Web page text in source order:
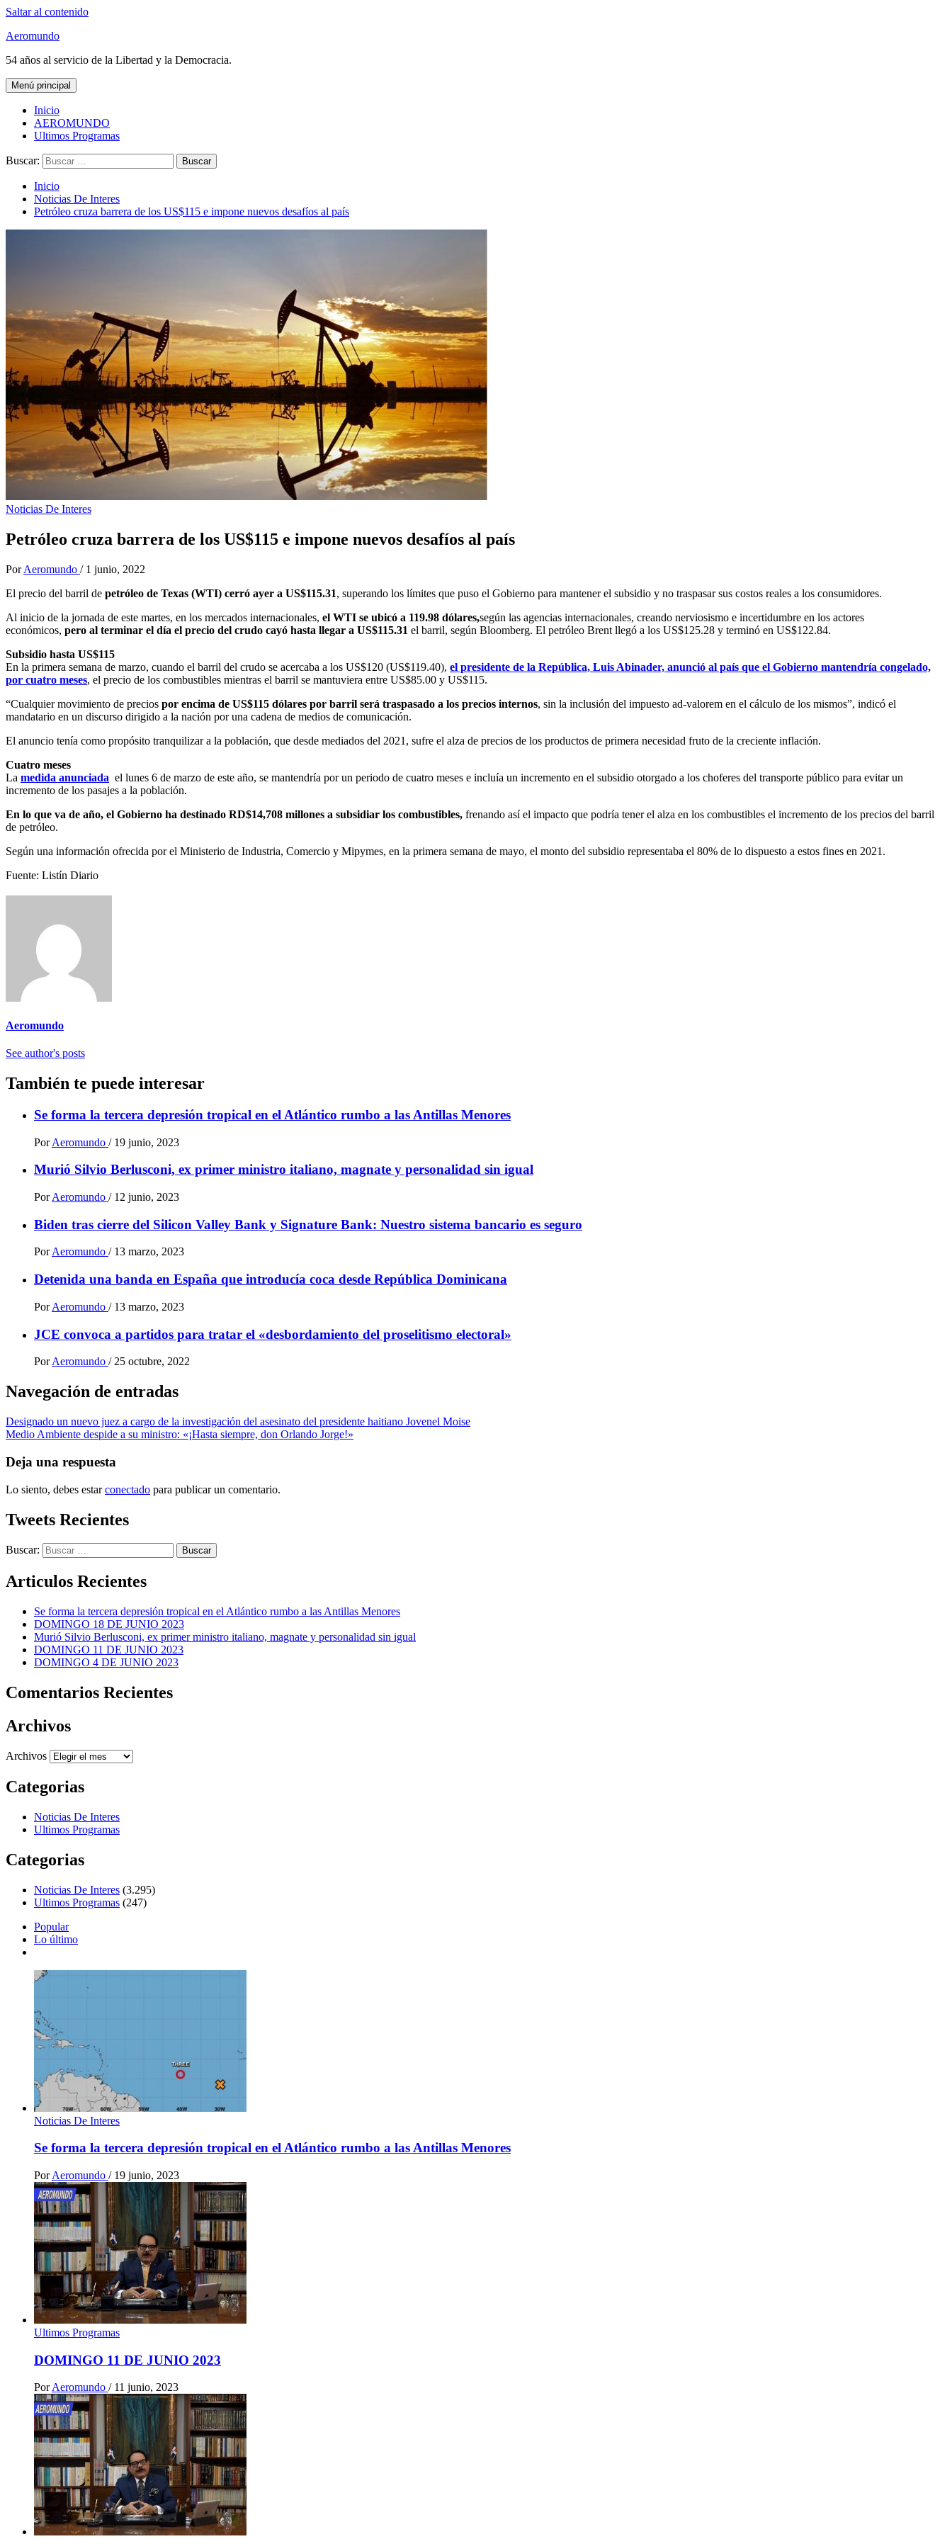
Saltar al contenido
Aeromundo
54 años al servicio de la Libertad y la Democracia.
Menú principal
Inicio
AEROMUNDO
Ultimos Programas
Buscar:
Inicio
Noticias De Interes
Petróleo cruza barrera de los US$115 e impone nuevos desafíos al país
Noticias De Interes
Petróleo cruza barrera de los US$115 e impone nuevos desafíos al país
Por Aeromundo / 1 junio, 2022
El precio del barril de petróleo de Texas (WTI) cerró ayer a US$115.31, superando los límites que puso el Gobierno para mantener el subsidio y no traspasar sus costos reales a los consumidores.
Al inicio de la jornada de este martes, en los mercados internacionales, el WTI se ubicó a 119.98 dólares,según las agencias internacionales, creando nerviosismo e incertidumbre en los actores
económicos, pero al terminar el día el precio del crudo cayó hasta llegar a US$115.31 el barril, según Bloomberg. El petróleo Brent llegó a los US$125.28 y terminó en US$122.84.
Subsidio hasta US$115
En la primera semana de marzo, cuando el barril del crudo se acercaba a los US$120 (US$119.40), el presidente de la República, Luis Abinader, anunció al país que el Gobierno mantendría congelado,
por cuatro meses, el precio de los combustibles mientras el barril se mantuviera entre US$85.00 y US$115.
“Cualquier movimiento de precios por encima de US$115 dólares por barril será traspasado a los precios internos, sin la inclusión del impuesto ad-valorem en el cálculo de los mismos”, indicó el
mandatario en un discurso dirigido a la nación por una cadena de medios de comunicación.
El anuncio tenía como propósito tranquilizar a la población, que desde mediados del 2021, sufre el alza de precios de los productos de primera necesidad fruto de la creciente inflación.
Cuatro meses
La medida anunciada el lunes 6 de marzo de este año, se mantendría por un periodo de cuatro meses e incluía un incremento en el subsidio otorgado a los choferes del transporte público para evitar un
incremento de los pasajes a la población.
En lo que va de año, el Gobierno ha destinado RD$14,708 millones a subsidiar los combustibles, frenando así el impacto que podría tener el alza en los combustibles el incremento de los precios del barril
de petróleo.
Según una información ofrecida por el Ministerio de Industria, Comercio y Mipymes, en la primera semana de mayo, el monto del subsidio representaba el 80% de lo dispuesto a estos fines en 2021.
Fuente: Listín Diario
Aeromundo
See author's posts
También te puede interesar
Se forma la tercera depresión tropical en el Atlántico rumbo a las Antillas Menores
Por Aeromundo / 19 junio, 2023
Murió Silvio Berlusconi, ex primer ministro italiano, magnate y personalidad sin igual
Por Aeromundo / 12 junio, 2023
Biden tras cierre del Silicon Valley Bank y Signature Bank: Nuestro sistema bancario es seguro
PorAeromundo / 13 marzo, 2023
Detenida una banda en España que introducía coca desde República Dominicana
Por Aeromundo / 13 marzo, 2023
JCE convoca a partidos para tratar el «desbordamiento del proselitismo electoral»
Por Aeromundo / 25 octubre, 2022
Navegación de entradas
Designado un nuevo juez a cargo de la investigación del asesinato del presidente haitiano Jovenel Moise
Medio Ambiente despide a su ministro: «¡Hasta siempre, don Orlando Jorge!»
Deja una respuesta
Lo siento, debes estarconectado para publicar un comentario.
Tweets Recientes
Buscar:
Articulos Recientes
Se forma la tercera depresión tropical en el Atlántico rumbo a las Antillas Menores
DOMINGO 18 DE JUNIO 2023
Murió Silvio Berlusconi, ex primer ministro italiano, magnate y personalidad sin igual
DOMINGO 11 DE JUNIO 2023
DOMINGO 4 DE JUNIO 2023
Comentarios Recientes
Archivos
Archivos
Categorias
Noticias De Interes
Ultimos Programas
Categorias
Noticias De Interes (3.295)
Ultimos Programas (247)
Popular
Lo último
Noticias De Interes
Se forma la tercera depresión tropical en el Atlántico rumbo a las Antillas Menores
Por Aeromundo / 19 junio, 2023
Ultimos Programas
DOMINGO 11 DE JUNIO 2023
PorAeromundo / 11 junio, 2023